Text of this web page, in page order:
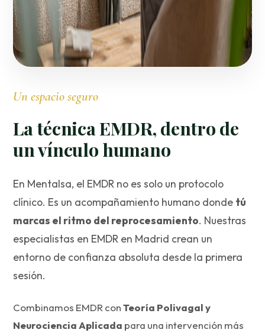
Un espacio seguro
La técnica EMDR, dentro de
un vínculo humano
En Mentalsa, el EMDR no es solo un protocolo
clínico. Es un acompañamiento humano donde tú
marcas el ritmo del reprocesamiento. Nuestras
especialistas en EMDR en Madrid crean un
entorno de confianza absoluta desde la primera
sesión.
Combinamos EMDR conTeoría Polivagal y
Neurociencia Aplicada para una intervención más